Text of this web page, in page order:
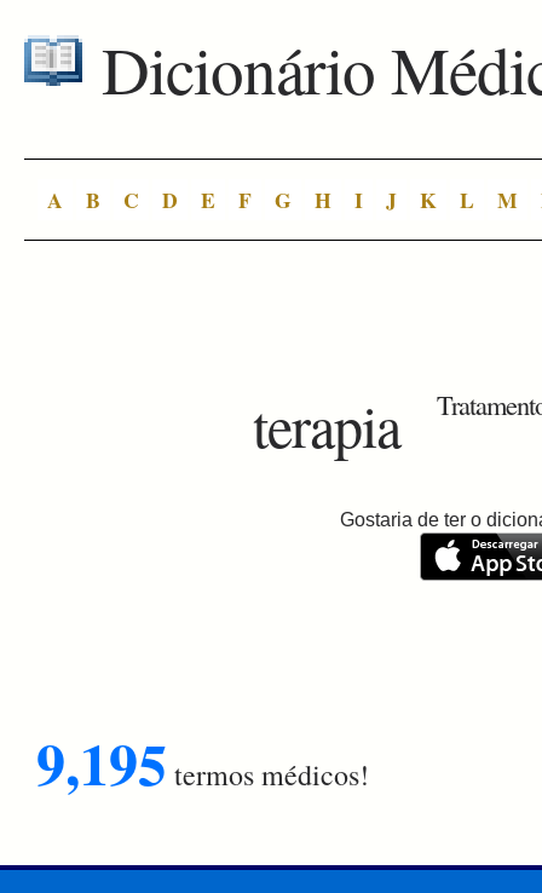
Dicionário
A B C D E F G H I J K L M
terapia
Gostaria de ter o
9,195 termos médicos!